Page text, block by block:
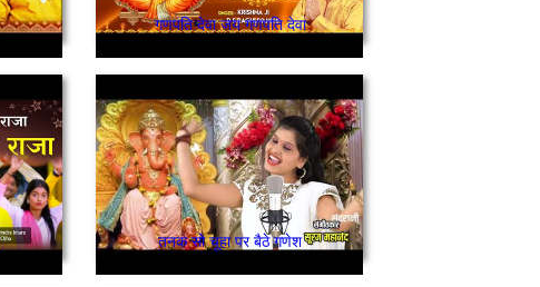
गणपति देवा जय गणपति देवा
तनक सो चूहा पर बैठे गणेश